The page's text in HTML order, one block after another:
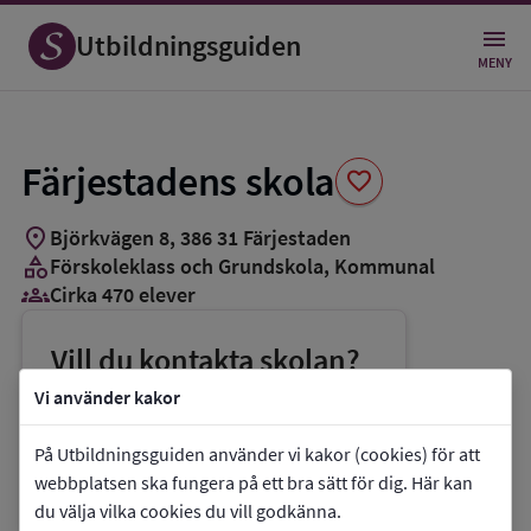
Vi använder kakor
På Utbildningsguiden använder vi kakor (cookies) för att
webbplatsen ska fungera på ett bra sätt för dig. Här kan
du välja vilka cookies du vill godkänna.
Utbildningsguiden MENY
Färjestadens skola favorite
Spara
som
favorit
location_on Björkvägen 8, 386 31 Färjestaden
categoryFörskoleklass och Grundskola, Kommunal
groups_3Cirka 470 elever
Vill du kontakta skolan?
phoneTelefon:010-3547232
E-post: kommun@morbylanga.se
link Webbplats:Färjestadens skola